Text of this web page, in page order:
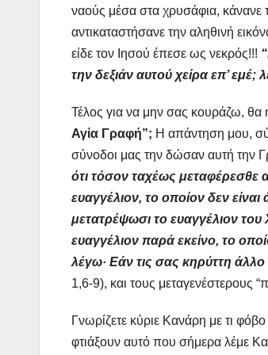
ναούς μέσα στα χρυσάφια, κάνανε
αντικαταστήσανε την αληθινή
είδε τον Ιησού έπεσε ως νεκρός!!!
την δεξιάν αυτού χείρα επ’
Τέλος για να μην σας κουράζω, θα
Αγία Γραφή”; Η απάντηση μου,
σύνοδοι μας την δώσαν αυτή την
ότι τόσον ταχέως μεταφέρεσθε
ευαγγέλιον, το οποίον δεν
μετατρέψωσι το ευαγγέλιον
ευαγγέλιον παρά εκείνο, το
λέγω· Εάν τις σας κηρύττη
1,6-9), και τους μεταγενέστερους
Γνωρίζετε κύριε Κανάρη με τι
φτιάξουν αυτό που σήμερα λέμε